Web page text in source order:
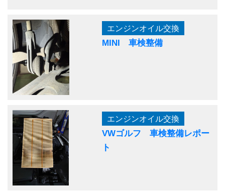
エンジンオイル交換
MINI 車検整備
エンジンオイル交換
VWゴルフ 車検整備レポー
ト